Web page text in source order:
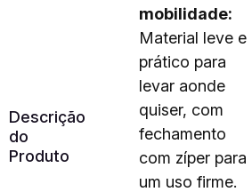
Descrição
do
Produto
mobilidade:
Material leve e
prático para
levar aonde
quiser, com
fechamento
com zíper para
um uso firme.